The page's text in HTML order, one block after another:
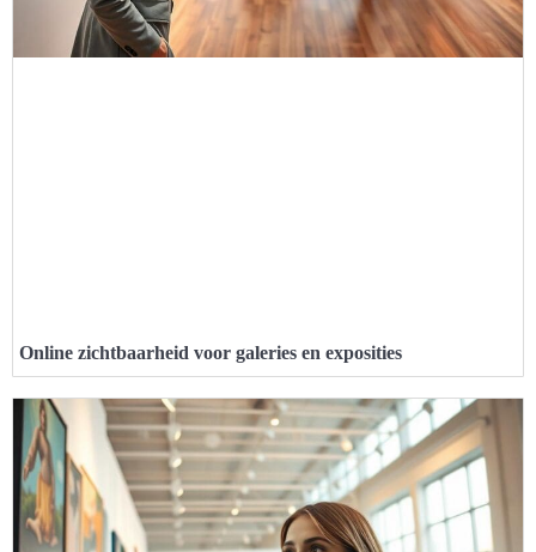
Online zichtbaarheid voor galeries en exposities